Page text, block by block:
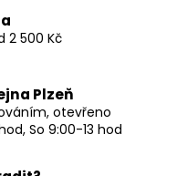
2 500 Kč
Plzeň
otevřeno
So 9:00-13 hod